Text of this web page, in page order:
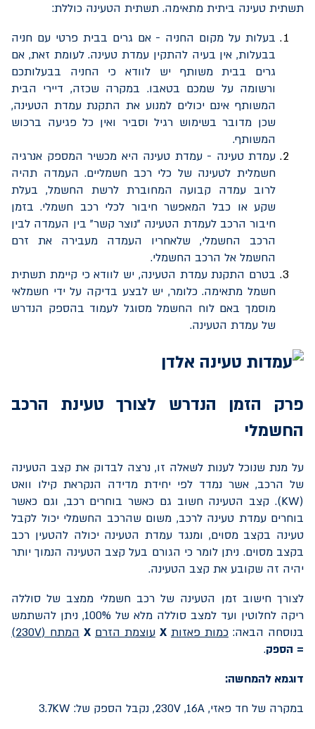
תשתית טעינה ביתית מתאימה. תשתית הטעינה כוללת:
בעלות על מקום החניה - אם גרים בבית פרטי עם חניה
בבעלות, אין בעיה להתקין עמדת טעינה. לעומת זאת, אם
גרים בבית משותף יש לוודא כי החניה בבעלותכם
ורשומה על שמכם בטאבו. במקרה שכזה, דיירי הבית
המשותף אינם יכולים למנוע את התקנת עמדת הטעינה,
שכן מדובר בשימוש רגיל וסביר ואין כל פגיעה ברכוש
המשותף.
עמדת טעינה - עמדת טעינה היא מכשיר המספק אנרגיה
חשמלית לטעינה של כלי רכב חשמליים. העמדה תהיה
לרוב עמדה קבועה המחוברת לרשת החשמל, בעלת
שקע או כבל המאפשר חיבור לכלי רכב חשמלי. בזמן
חיבור הרכב לעמדת הטעינה "נוצר קשר" בין העמדה לבין
הרכב החשמלי, שלאחריו העמדה מעבירה את זרם
החשמל אל הרכב החשמלי.
בטרם התקנת עמדת הטעינה, יש לוודא כי קיימת תשתית
חשמל מתאימה. כלומר, יש לבצע בדיקה על ידי חשמלאי
מוסמך באם לוח החשמל מסוגל לעמוד בהספק הנדרש
של עמדת הטעינה.
פרק הזמן הנדרש לצורך טעינת הרכב
החשמלי
על מנת שנוכל לענות לשאלה זו, נרצה לבדוק את קצב הטעינה
של הרכב, אשר נמדד לפי יחידת מדידה הנקראת קילו וואט
(
KW). קצב הטעינה חשוב גם כאשר בוחרים רכב, וגם כאשר
בוחרים עמדת טעינה לרכב, משום שהרכב החשמלי יכול לקבל
טעינה בקצב מסוים, ומנגד עמדת הטעינה יכולה להטעין רכב
בקצב מסוים. ניתן לומר כי הגורם בעל קצב הטעינה הנמוך יותר
יהיה זה שקובע את קצב הטעינה.
לצורך חישוב זמן הטעינה של רכב חשמלי ממצב של סוללה
ריקה לחלוטין ועד למצב סוללה מלא של 100%, ניתן להשתמש
בנוסחה הבאה: כמות פאזות X עוצמת הזרם X המתח (230V
)
= הספק.
דוגמא להמחשה:
במקרה של חד פאזי, 16A
,
230V, נקבל הספק של: 3.7KW